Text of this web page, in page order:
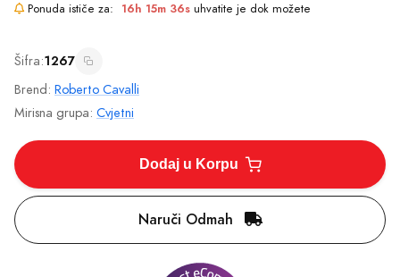
Ponuda ističe za: 16h 15m 36s uhvatite je dok možete
Šifra:1267
Brend: Roberto Cavalli
Mirisna grupa: Cvjetni
Dodaj u Korpu
Naruči Odmah